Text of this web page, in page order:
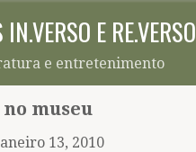
para o conteúdo principal
IN.VERSO E RE.VERSO
e entretenimento
museu
13, 2010